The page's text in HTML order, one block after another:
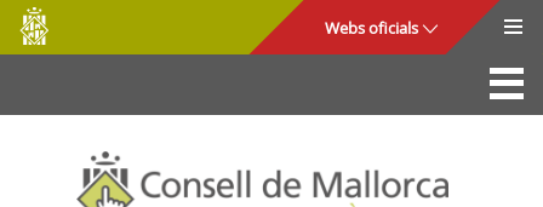
Salta al contingut principal
Consell
de
Mallorca
Webs oficials
La Seu
Consell de Mallorca